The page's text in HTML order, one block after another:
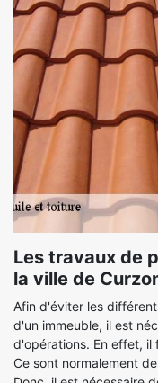
Les travaux de
la ville de
Afin d'éviter les
d'un immeuble, il est
d'opérations. En effet, il
Ce sont normalement